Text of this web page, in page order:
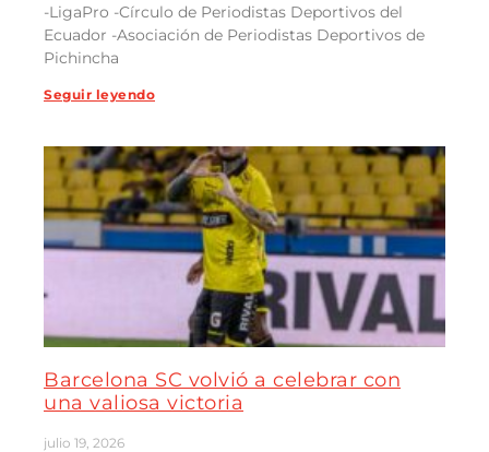
-LigaPro -Círculo de Periodistas Deportivos del
Ecuador -Asociación de Periodistas Deportivos de
Pichincha
Seguir leyendo
Barcelona SC volvió a celebrar con
una valiosa victoria
julio 19, 2026